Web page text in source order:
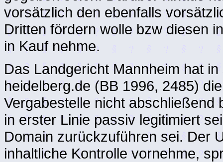
vorsätzlich den ebenfalls
Dritten fördern wolle bzw diesen
in Kauf nehme.
Das Landgericht Mannheim hat
heidelberg.de (BB 1996, 2485)
Vergabestelle nicht abschließend
in erster Linie passiv legitimiert
Domain zurückzuführen sei. Der
inhaltliche Kontrolle vornehme,